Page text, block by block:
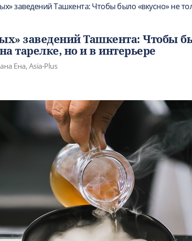
заведений Ташкента: Чтобы было «вкусно» не
заведений Ташкента: Чтобы
тарелке, но и в интерьере
Ена, Asia-Plus